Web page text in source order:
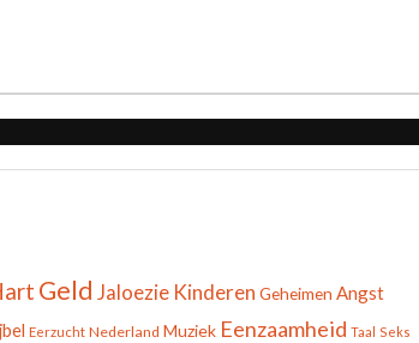
Geld Jaloezie Kinderen Geheimen Angst
Eerzucht Nederland Muziek Eenzaamheid Taal Seks